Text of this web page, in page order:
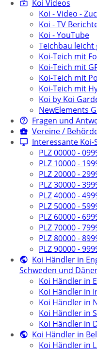
Koi Videos
Koi - Video -
Koi - TV
Koi - YouTube
Teichbau leicht
Koi-Teich mit
Koi-Teich mit
Koi-Teich mit
Koi-Teich mit
Koi by Koi
NewElements
Fragen und
Vereine /
Interessante
PLZ 00000 -
PLZ 10000 -
PLZ 20000 -
PLZ 30000 -
PLZ 40000 -
PLZ 50000 -
PLZ 60000 -
PLZ 70000 -
PLZ 80000 -
PLZ 90000 -
Koi Händler in
Schweden und
Koi Händler in
Koi Händler in
Koi Händler in
Koi Händler in
Koi Händler in
Koi Händler in
Koi Händler in